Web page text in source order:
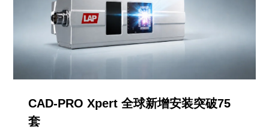
CAD-PRO Xpert 全球新增安装突破75
套